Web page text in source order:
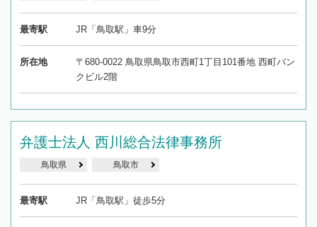
最寄駅 JR「鳥取駅」車9分
所在地
〒680-0022 鳥取県鳥取市西町1丁目101番地 西町バン
クビル2階
弁護士法人 西川総合法律事務所
鳥取県 鳥取市
最寄駅 JR「鳥取駅」徒歩5分